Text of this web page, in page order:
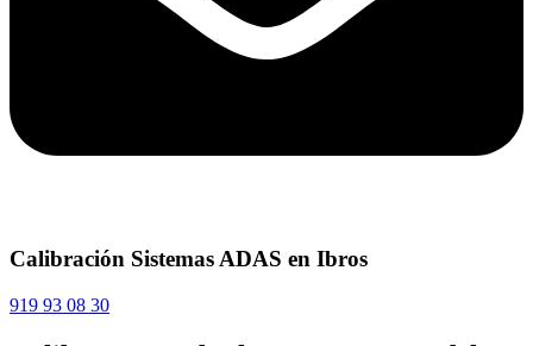
Calibración Sistemas ADAS en Ibros
919 93 08 30